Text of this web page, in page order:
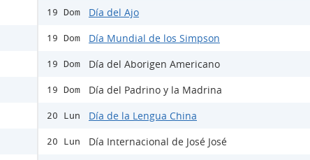
19 Dom Día del Ajo
19 Dom Día Mundial de los Simpson
19 Dom Día del Aborigen Americano
19 Dom Día del Padrino y la Madrina
20 Lun Día de la Lengua China
20 Lun Día Internacional de José José